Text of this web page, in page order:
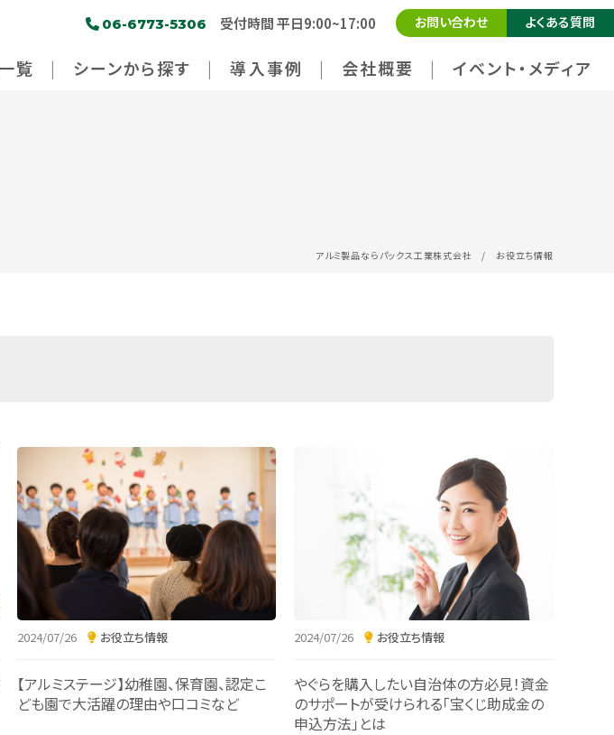
覧 シーンから探す 導入事例 会社概要 イベント・メディア
06-6773-5306 受付時間 平日9:00~17:00 お問い合わせ よくある質問
アルミ製品ならパックス工業株式会社 / お役立ち情報
2024/07/26 お役立ち情報
【アルミステージ】幼稚園、保育園、認定こ
ども園で大活躍の理由や口コミなど
2024/07/26 お役立ち情報
やぐらを購入したい自治体の方必見！資金
のサポートが受けられる「宝くじ助成金の
申込方法」とは